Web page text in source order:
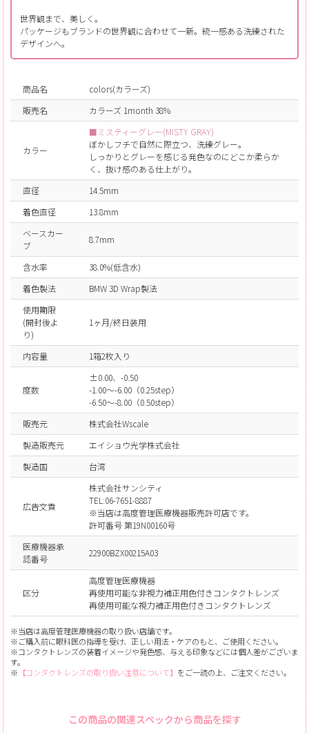
世界観まで、美しく。
パッケージもブランドの世界観に合わせて一新。統一感ある洗練された
デザインへ。
商品名
colors(カラーズ)
販売名
カラーズ 1month 38%
カラー
■ミスティーグレー(MISTY GRAY)
ぼかしフチで自然に際立つ、洗練グレー。
しっかりとグレーを感じる発色なのにどこか柔らか
く、抜け感のある仕上がり。
直径
14.5mm
着色直径
13.8mm
ベースカー
ブ
8.7mm
含水率
38.0%(低含水)
着色製法
BMW 3D Wrap製法
使用期限
(開封後よ
り)
1ヶ月/終日装用
内容量 1箱2枚入り
度数
±0.00、-0.50
-1.00～-6.00（0.25step）
-6.50～-8.00（0.50step）
販売元
株式会社Wscale
製造販売元
エイショウ光学株式会社
製造国
台湾
広告文責
株式会社サンシティ
TEL:06-7651-8887
※当店は高度管理医療機器販売許可店です。
許可番号 第19N00160号
医療機器承
認番号
22900BZX00215A03
区分
高度管理医療機器
再使用可能な非視力補正用色付きコンタクトレンズ
再使用可能な視力補正用色付きコンタクトレンズ
※当店は高度管理医療機器の取り扱い店舗です。
※ご購入前に眼科医の指導を受け、正しい用法・ケアのもと、ご使用ください。
※コンタクトレンズの装着イメージや発色感、与える印象などには個人差がございま
す。
※ 【コンタクトレンズの取り扱い注意について】 をご一読の上、ご注文ください。
この商品の関連スペックから商品を探す